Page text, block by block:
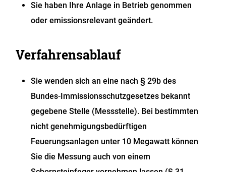
Sie haben Ihre Anlage in Betrieb genommen
oder emissionsrelevant geändert.
Verfahrensablauf
Sie wenden sich an eine nach § 29b des
Bundes-Immissionsschutzgesetzes bekannt
gegebene Stelle (Messstelle). Bei bestimmten
nicht genehmigungsbedürftigen
Feuerungsanlagen unter 10 Megawatt können
Sie die Messung auch von einem